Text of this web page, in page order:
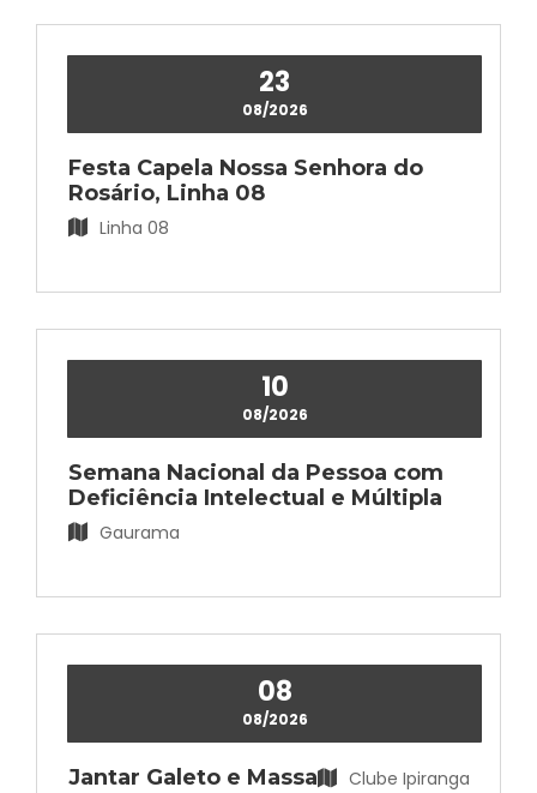
23
08/2026
Festa Capela Nossa Senhora do
Rosário, Linha 08
Linha 08
10
08/2026
Semana Nacional da Pessoa com
Deficiência Intelectual e Múltipla
Gaurama
08
08/2026
Jantar Galeto e Massa Clube Ipiranga
Gabinete do Vice-Prefeito
(54) 3391-1200 - Ramal 227
Relação de Estagiários
(54) 99114-0057 / (54) 99113-9280